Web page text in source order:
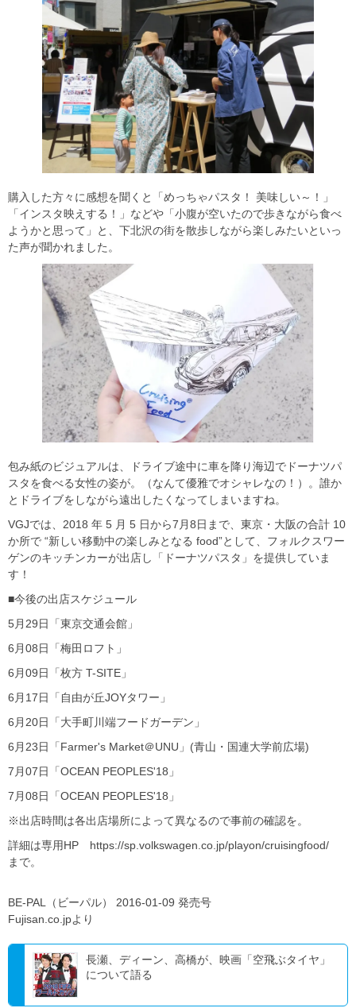
購入した方々に感想を聞くと「めっちゃパスタ！ 美味しい～！」
「インスタ映えする！」などや「小腹が空いたので歩きながら食べ
ようかと思って」と、下北沢の街を散歩しながら楽しみたいといっ
た声が聞かれました。
包み紙のビジュアルは、ドライブ途中に車を降り海辺でドーナツパ
スタを食べる女性の姿が。（なんて優雅でオシャレなの！）。誰か
とドライブをしながら遠出したくなってしまいますね。
VGJでは、2018 年 5 月 5 日から7月8日まで、東京・大阪の合計 10
か所で “新しい移動中の楽しみとなる food”として、フォルクスワー
ゲンのキッチンカーが出店し「ドーナツパスタ」を提供していま
す！
■今後の出店スケジュール
5月29日「東京交通会館」
6月08日「梅田ロフト」
6月09日「枚方 T-SITE」
6月17日「自由が丘JOYタワー」
6月20日「大手町川端フードガーデン」
6月23日「Farmer's Market＠UNU」(青山・国連大学前広場)
7月07日「OCEAN PEOPLES'18」
7月08日「OCEAN PEOPLES'18」
※出店時間は各出店場所によって異なるので事前の確認を。
詳細は専用HP https://sp.volkswagen.co.jp/playon/cruisingfood/
まで。
BE-PAL（ビーパル） 2016-01-09 発売号
Fujisan.co.jpより
長瀬、ディーン、高橋が、映画「空飛ぶタイヤ」
について語る